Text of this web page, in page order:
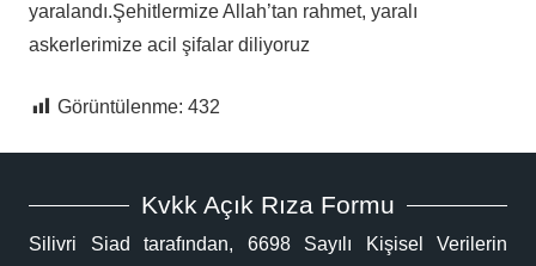
yaralandı.Şehitlermize Allah’tan rahmet, yaralı
askerlerimize acil şifalar diliyoruz
Görüntülenme: 432
Kvkk Açık Rıza Formu
Silivri Siad tarafından, 6698 Sayılı Kişisel Verilerin